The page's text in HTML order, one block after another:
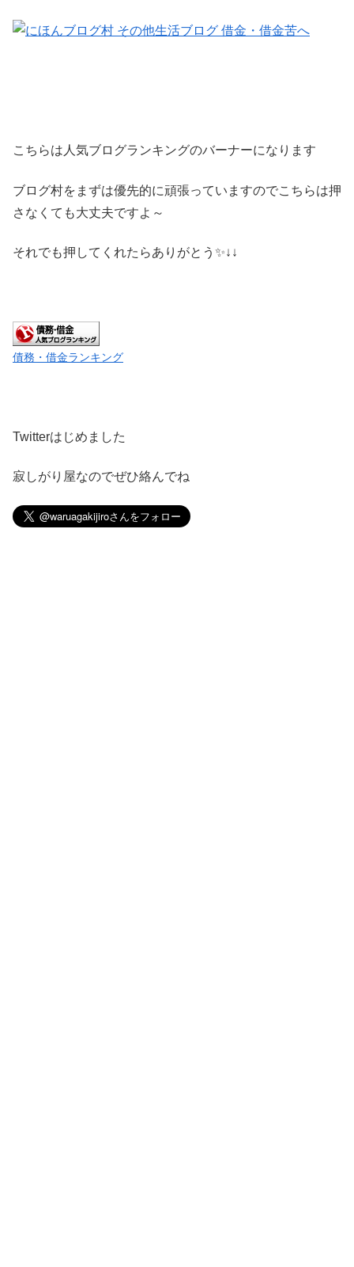
こちらは人気ブログランキングのバーナーになります
ブログ村をまずは優先的に頑張っていますのでこちらは押
さなくても大丈夫ですよ～
それでも押してくれたらありがとう✨↓↓
債務・借金ランキング
Twitterはじめました
寂しがり屋なのでぜひ絡んでね